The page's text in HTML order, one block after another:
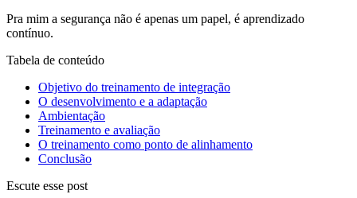
Pra mim a segurança não é apenas um papel, é aprendizado
contínuo.
Tabela de conteúdo
Objetivo do treinamento de integração
O desenvolvimento e a adaptação
Ambientação
Treinamento e avaliação
O treinamento como ponto de alinhamento
Conclusão
Escute esse post